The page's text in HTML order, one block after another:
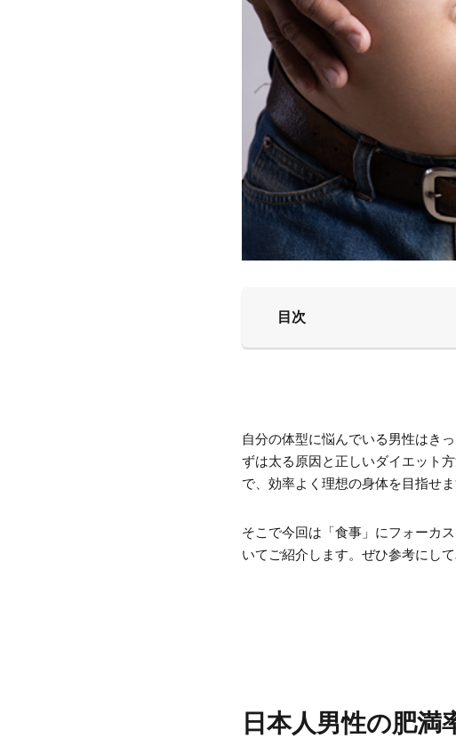
目次
自分の体型に悩んでいる男性はき
ずは太る原因と正しいダイエット
で、効率よく理想の身体を目指せま
そこで今回は「食事」にフォーカ
いてご紹介します。ぜひ参考にして
日本人男性の肥満